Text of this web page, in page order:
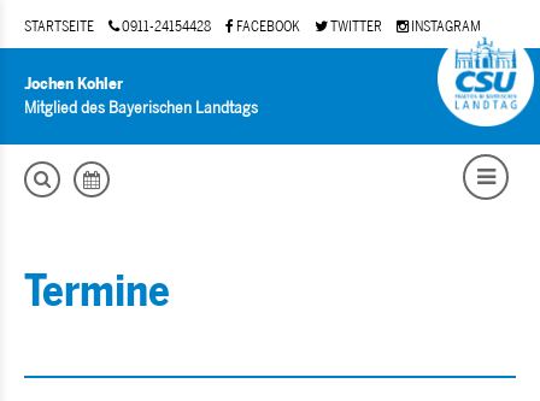
STARTSEITE 0911-24154428 FACEBOOK TWITTER INSTAGRAM
Jochen Kohler
Mitglied des Bayerischen Landtags
Termine